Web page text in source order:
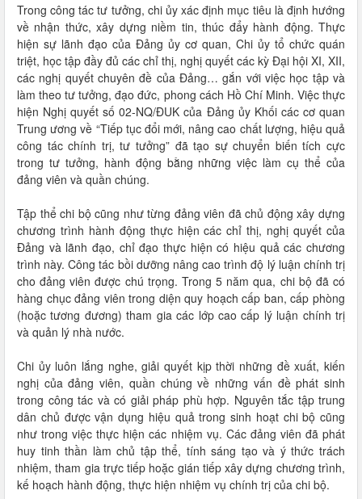
Trong công tác tư tưởng, chi ủy xác định mục tiêu là định hướng
về nhận thức, xây dựng niềm tin, thúc đẩy hành động. Thực
hiện sự lãnh đạo của Đảng ủy cơ quan, Chi ủy tổ chức quán
triệt, học tập đầy đủ các chỉ thị, nghị quyết các kỳ Đại hội XI, XII,
các nghị quyết chuyên đề của Đảng… gắn với việc học tập và
làm theo tư tưởng, đạo đức, phong cách Hồ Chí Minh. Việc thực
hiện Nghị quyết số 02-NQ/ĐUK của Đảng ủy Khối các cơ quan
Trung ương về “Tiếp tục đổi mới, nâng cao chất lượng, hiệu quả
công tác chính trị, tư tưởng” đã tạo sự chuyển biến tích cực
trong tư tưởng, hành động bằng những việc làm cụ thể của
đảng viên và quần chúng.
Tập thể chi bộ cũng như từng đảng viên đã chủ động xây dựng
chương trình hành động thực hiện các chỉ thị, nghị quyết của
Đảng và lãnh đạo, chỉ đạo thực hiện có hiệu quả các chương
trình này. Công tác bồi dưỡng nâng cao trình độ lý luận chính trị
cho đảng viên được chú trọng. Trong 5 năm qua, chi bộ đã có
hàng chục đảng viên trong diện quy hoạch cấp ban, cấp phòng
(hoặc tương đương) tham gia các lớp cao cấp lý luận chính trị
và quản lý nhà nước.
Chi ủy luôn lắng nghe, giải quyết kịp thời những đề xuất, kiến
nghị của đảng viên, quần chúng về những vấn đề phát sinh
trong công tác và có giải pháp phù hợp. Nguyên tắc tập trung
dân chủ được vận dụng hiệu quả trong sinh hoạt chi bộ cũng
như trong việc thực hiện các nhiệm vụ. Các đảng viên đã phát
huy tinh thần làm chủ tập thể, tính sáng tạo và ý thức trách
nhiệm, tham gia trực tiếp hoặc gián tiếp xây dựng chương trình,
kế hoạch hành động, thực hiện nhiệm vụ chính trị của chi bộ.